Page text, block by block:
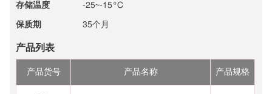
存储温度 -25~-15°C
保质期 35个月
产品列表
产品货号 产品名称 产品规格